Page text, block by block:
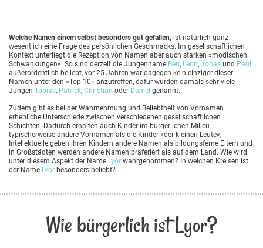
Welche Namen einem selbst besonders gut gefallen, ist natürlich ganz
wesentlich eine Frage des persönlichen Geschmacks. Im gesellschaftlichen
Kontext unterliegt die Rezeption von Namen aber auch starken »modischen
Schwankungen«. So sind derzeit die Jungenname Ben, Leon, Jonas und Paul
außerordentlich beliebt, vor 25 Jahren war dagegen kein einziger dieser
Namen unter den »Top 10« anzutreffen, dafür wurden damals sehr viele
Jungen Tobias, Patrick, Christian oder Daniel genannt.
Zudem gibt es bei der Wahrnehmung und Beliebtheit von Vornamen
erhebliche Unterschiede zwischen verschiedenen gesellschaftlichen
Schichten. Dadurch erhalten auch Kinder im bürgerlichen Milieu
typischerweise andere Vornamen als die Kinder »der kleinen Leute«,
Intellektuelle geben ihren Kindern andere Namen als bildungsferne Eltern und
in Großstädten werden andere Namen präferiert als auf dem Land. Wie wird
unter diesem Aspekt der Name Lyor wahrgenommen? In welchen Kreisen ist
der Name Lyor besonders beliebt?
Wie bürgerlich ist Lyor?